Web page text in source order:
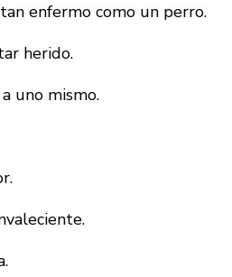
enfermo como un perro.
herido.
uno mismo.